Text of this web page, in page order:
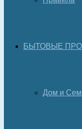
БЫТОВЫЕ
Дом и